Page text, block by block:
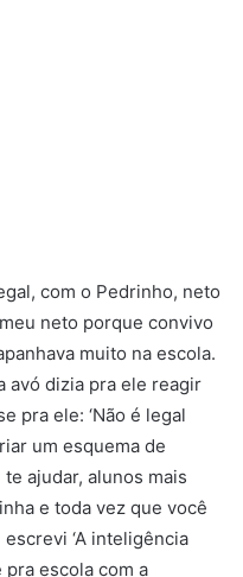
com o Pedrinho, neto
neto porque convivo
muito na escola.
avó dizia pra ele reagir
pra ele: ‘Não é legal
um esquema de
ajudar, alunos mais
e toda vez que você
escrevi ‘A inteligência
pra escola com a